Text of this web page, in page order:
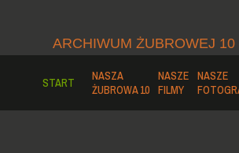
ARCHIWUM ŻUBROWEJ
START
NASZA
ŻUBROWA 10
NASZE
FILMY
NASZE